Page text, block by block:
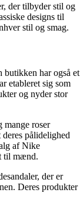
der tilbyder stil og
designs til
stil og smag.
har også et
etableret sig som
og nyder stor
mange roser
pålidelighed
af Nike
til mænd.
der er
Deres produkter